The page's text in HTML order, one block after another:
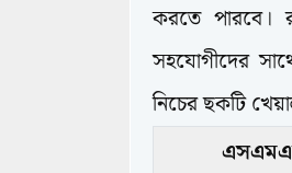
করতে পারবে।
সহযোগীদের
নিচের ছকটি